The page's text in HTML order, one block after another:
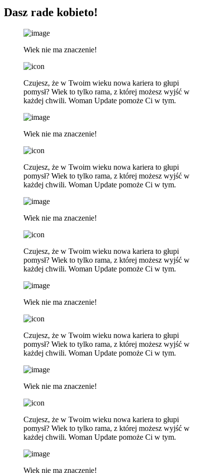
Dasz rade kobieto!
Wiek nie ma znaczenie!
Czujesz, że w Twoim wieku nowa kariera to głupi
pomysł? Wiek to tylko rama, z której możesz wyjść w
każdej chwili. Woman Update pomoże Ci w tym.
Wiek nie ma znaczenie!
Czujesz, że w Twoim wieku nowa kariera to głupi
pomysł? Wiek to tylko rama, z której możesz wyjść w
każdej chwili. Woman Update pomoże Ci w tym.
Wiek nie ma znaczenie!
Czujesz, że w Twoim wieku nowa kariera to głupi
pomysł? Wiek to tylko rama, z której możesz wyjść w
każdej chwili. Woman Update pomoże Ci w tym.
Wiek nie ma znaczenie!
Czujesz, że w Twoim wieku nowa kariera to głupi
pomysł? Wiek to tylko rama, z której możesz wyjść w
każdej chwili. Woman Update pomoże Ci w tym.
Wiek nie ma znaczenie!
Czujesz, że w Twoim wieku nowa kariera to głupi
pomysł? Wiek to tylko rama, z której możesz wyjść w
każdej chwili. Woman Update pomoże Ci w tym.
Wiek nie ma znaczenie!